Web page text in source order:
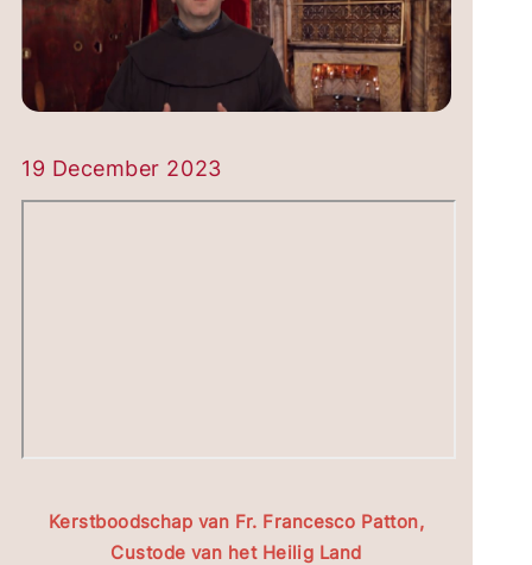
19 December 2023
Kerstboodschap van Fr. Francesco Patton,
Custode van het Heilig Land